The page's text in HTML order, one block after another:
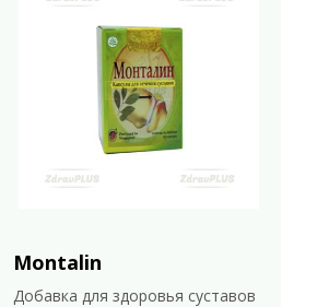
Montalin
Добавка для здоровья суставов